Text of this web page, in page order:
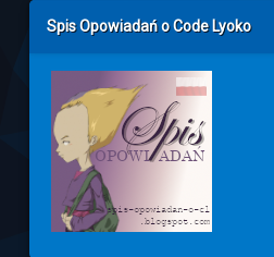
Spis Opowiadań o Code Lyoko